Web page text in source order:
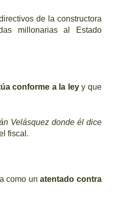
de la constructora
millonarias al Estado
conforme a la leyy que
Velásquez donde él dice
fiscal.
como unatentado contra